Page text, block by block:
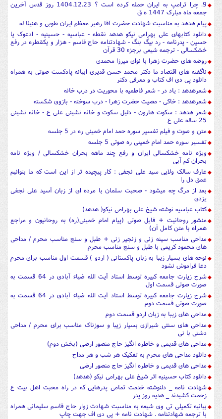
9. چرا ترامپ به ایران حمله کرده است ؟ 1404.12.23 روز قدس آخرین
جمعه ماه مبارک 1447 ه ق
پیام هدهد به مناسبت شهادت حضرت آقا رهبر معظم ایران طوبی و هنیئا له
دانلود کتابهای علی بهرامی نیکو هدهد نقطه - عباسیه - حسینیه - ادعوک یا
حسین - پدرنامه - رد بیگ بنگ - شهادتنامه حاج قاسم - هزار و یکقطره در رفع
خشکسالی - ترجمه شیعی برجزء 30 قرآن
روضه های حضرت زهرا با نوای میرزا محمدی
ناگفته های اقتصاد ما دکتر محمد حسن قدیری ابیانه پادکست صوتی به همراه
دانلود پی دی اف کتاب و معرفی دکتر
شعرهدهد : یاد در - شعر فاطمیه با محوریت در درب خانه
شعرهدهد : خاکی - مصیت حضرت زهرا - درب سوخته - بازوی شکسته
شعر هدهد : سکوت هارون - دلیل سکوت و خانه نشینی علی ع - خانه نشینی
25 ساله علی ع
متن و صوت و فیلم تفسیر سوره حمد امام خمینی ره در 5 جلسه
تفسیر سوره حمد امام خمینی ره صوتی 5 جلسه
ویژه نامه خشکسالی ایران و رفع چند ماهه بحران خشکسالی / ویژه نامه
بحران کم آبی
عارف سالک ولایی سید علی نجفی : کار پیچیده تر از این است که ما بتوانیم
عمق دل را
بعد از مرگ چه میشود - صحبت سلمان با مرده ای از زبان آسید علی نجفی
یزدی
کتاب عباسیه نوشته شیخ علی بهرامی نیکو( هدهد)
منشور روحانیت + فایل صوتی (پیام امام خمینی(ره) به روحانیون و مراجع
همراه با متن کامل آن)
مداحی مناسب سینه زنی و زنجیر زنی + طبل و سنج مناسب محرم / مداحی
های محمود کریمی با طبل و سنج مناسب محرم
نوحه های بسیار زیبا به زبان پاکستانی ( اردو ) قسمت اول مناسب برای محرم
دعا فراموش نشود
شرح زیارت جامعه کبیره توسط استاد آیت الله ضیاء آبادی در 64 قسمت به
صورت صوتی قسمت اول
شرح زیارت جامعه کبیره توسط استاد آیت الله ضیاء آبادی در 64 قسمت به
صورت صوتی قسمت دوم
مداحی های زیبا به زبان اردو قسمت دوم
مداحی های سنتی شیرازی بسیار زیبا و سوزناک مناسب برای محرم / مداحی
دشتی با نی
مداحی های قدیمی و خاطره انگیز حاج منصور ارضی (بخش دوم)
دانلود مداحی های محرم به تفکیک هر شب و هر مداح
مداحی های قدیمی و خاطره انگیز حاج منصور ارضی
دانلود کتاب حسینیه اثر شیخ علی بهرامی نیکو (هدهد)
شهادت نامه _ دلنوشته خدمت تمامی پدرهایی که در راه محبت اهل بیت ع
زحمت کشیدند _ هدیه روز پدر
بیانیه تکمیلی تی وی شیعه به مناسبت شهادت زوار حاج قاسم سلیمانی همراه
با ترجمه شهادتنامه . شهادت نامه + پی دی اف جهت چاپ